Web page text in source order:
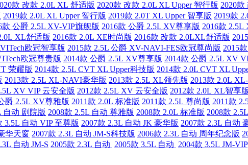
款 改款 2.0L XL 舒适版 2020款 改款 2.0L XL Upper 智行版 2020
2019款 2.0L XL Upper 智行版 2019款 2.0T XL Upper 智享版 2019款
款 公爵 2.5L XV-VIP旗舰版 2016款 公爵 2.5L XV尊享版 2016款 2.5L
XL舒适版 2016款 2.0L XE时尚版 2016款 改款 2.0LXL舒适版
欧冠智享版 2015款 2.5L 公爵 XV-NAVI-FES欧冠尊尚版 2015
欧冠尊贵版 2014款 公爵 2.5L XV尊享版 2014款 公爵 2.5L XV
荣耀版 2014款 2.5L CVT XL Upper科技版 2014款 2.0L CVT XL
2013款 2.5L XL-NAVI豪华版 2013款 2.5L XL领先版 2013款 2.0L
XV VIP 云安全版 2012款 2.5L XV 云安全版 2012款 2.0L XL智享版
爵 2.5L XV尊雅版 2011款 2.0L 标准版 2011款 2.5L 尊尚版 2011款
自动 剧院版 2008款 2.5L 自动 尊雅版 2008款 2.0L 标准版 2008款
3.5L 自动 VIP 至尊版 2007款 2.3L 自动 JK 豪华版 2007款 2.3L 自动
华天窗 2007款 2.3L 自动 JM-S科技版 2006款 2.3L 自动 周年纪念版
自动 JM-S 2005款 2.3L 自动 2005款 3.5L 自动 2004款 3.5L JM-VIP